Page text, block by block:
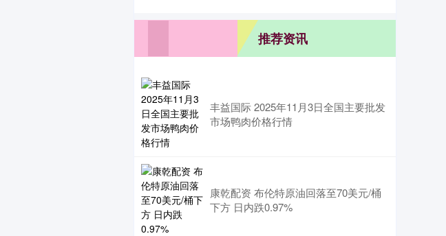
推荐资讯
丰益国际 2025年11月3日全国主要批发
市场鸭肉价格行情
康乾配资 布伦特原油回落至70美元/桶
下方 日内跌0.97%